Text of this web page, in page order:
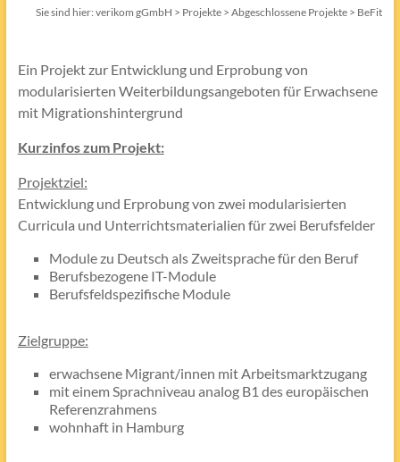
Sie sind hier:verikom gGmbH > Projekte >Abgeschlossene Projekte > BeFit
Ein Projekt zur Entwicklung und Erprobung von
modularisierten Weiterbildungsangeboten für Erwachsene
mit Migrationshintergrund
Kurzinfos zum Projekt:
Projektziel:
Entwicklung und Erprobung von zwei modularisierten
Curricula und Unterrichtsmaterialien für zwei Berufsfelder
Module zu Deutsch als Zweitsprache für den Beruf
Berufsbezogene IT-Module
Berufsfeldspezifische Module
Zielgruppe:
erwachsene Migrant/innen mit Arbeitsmarktzugang
mit einem Sprachniveau analog B1 des europäischen
Referenzrahmens
wohnhaft in Hamburg